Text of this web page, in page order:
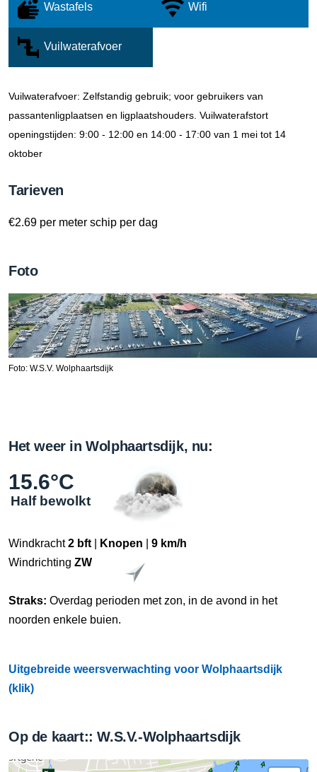
Wastafels Wifi
Vuilwaterafvoer
Vuilwaterafvoer: Zelfstandig gebruik; voor gebruikers van
passantenligplaatsen en ligplaatshouders. Vuilwaterafstort
openingstijden: 9:00 - 12:00 en 14:00 - 17:00 van 1 mei tot 14
oktober
Tarieven
€2.69 per meter schip per dag
Foto
Foto: W.S.V. Wolphaartsdijk
Het weer in Wolphaartsdijk, nu:
15.6°C
Half bewolkt
Windkracht2 bft Knopen
9 km/h
Windrichting ZW
Straks: Overdag perioden met zon, in de avond in het
noorden enkele buien.
Uitgebreide weersverwachting voor Wolphaartsdijk
(klik)
Op de kaart:: W.S.V.-Wolphaartsdijk